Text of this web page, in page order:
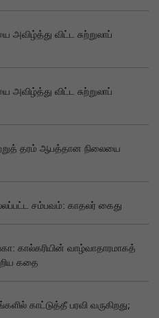
அவிழ்த்து விட்ட சுற்றுலாப்
அவிழ்த்து விட்ட சுற்றுலாப்
தரம் ஆபத்தான நிலையை
சம்பவம்: காதலர் கைது
கால்கரியின் வாழ்வாதாரமாகத்
கதை
காட்டுத்தீ பரவி வருகிறது;